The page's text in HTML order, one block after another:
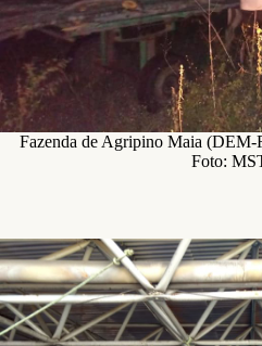
Fazenda de Agripino Maia
Foto: